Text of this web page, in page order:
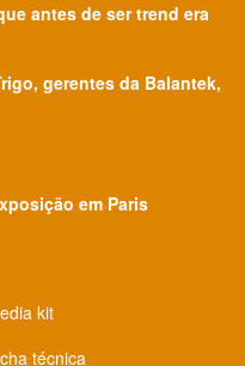
antes de ser trend era
gerentes da Balantek,
em Paris
kit
técnica